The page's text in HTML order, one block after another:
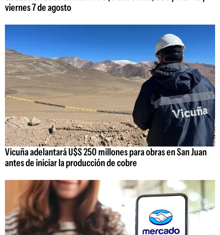
viernes 7 de agosto
Vicuña adelantará U$S 250 millones para obras en San Juan
antes de iniciar la producción de cobre